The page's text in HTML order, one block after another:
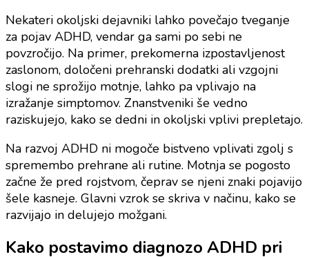
Nekateri okoljski dejavniki lahko povečajo tveganje
za pojav ADHD, vendar ga sami po sebi ne
povzročijo. Na primer, prekomerna izpostavljenost
zaslonom, določeni prehranski dodatki ali vzgojni
slogi ne sprožijo motnje, lahko pa vplivajo na
izražanje simptomov. Znanstveniki še vedno
raziskujejo, kako se dedni in okoljski vplivi prepletajo.
Na razvoj ADHD ni mogoče bistveno vplivati zgolj s
spremembo prehrane ali rutine. Motnja se pogosto
začne že pred rojstvom, čeprav se njeni znaki pojavijo
šele kasneje. Glavni vzrok se skriva v načinu, kako se
razvijajo in delujejo možgani.
Kako postavimo diagnozo ADHD pri